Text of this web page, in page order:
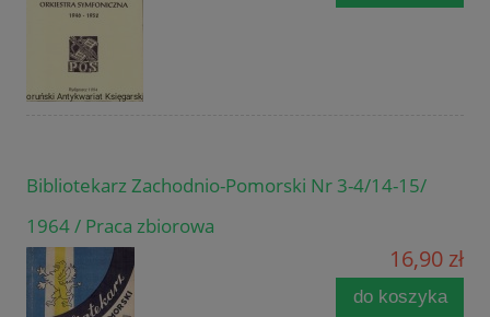
Bibliotekarz Zachodnio-Pomorski Nr 3-4/14-15/
1964 / Praca zbiorowa
16,90 zł
do koszyka